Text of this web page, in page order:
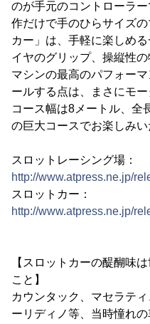
のが手元のコントローラ
作だけで手のひらサイズ
カー」は、手軽に楽しめ
イヤのグリップ、操縦性
マシンの最高のパフォー
ールする点は、まさにモ
コース幅は8メートル、全
の巨大コースでお楽しみい
スロットレーシング場：
http://www.atpress.ne.jp/
スロットカー：
http://www.atpress.ne.jp/
【スロットカーの醍醐味
こと】
カウンタック、マセラテ
ーリディノ等、当時憧れ